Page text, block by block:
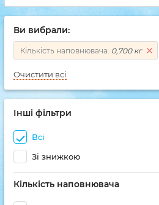
Ви вибрали:
Кількість наповнювача: 0,700 кг
Очистити всі
Інші фільтри
Всі
Зі знижкою
Кількість наповнювача